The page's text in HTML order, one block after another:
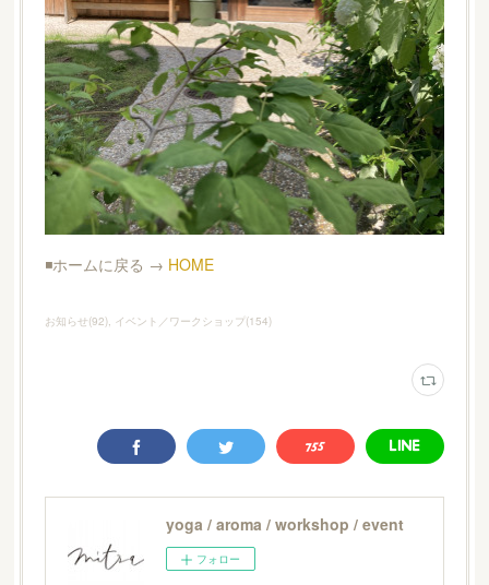
◾️ホームに戻る → HOME
お知らせ(92) イベント／ワークショップ(154)
yoga / aroma / workshop / event
フォロー